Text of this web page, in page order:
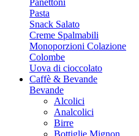
Panettoni
Pasta
Snack Salato
Creme Spalmabili
Monoporzioni Colazione
Colombe
Uova di cioccolato
Caffè & Bevande
Bevande
Alcolici
Analcolici
Birre
Bottiglie Mignon